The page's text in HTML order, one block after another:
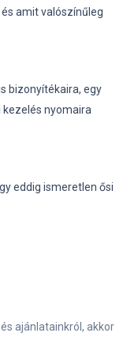
amit valószínűleg
bizonyítékaira, egy
nyomaira
eddig ismeretlen ősi
ajánlatainkról, akkor